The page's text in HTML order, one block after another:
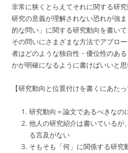
非常に狭くとらえてそれに関する研究
研究の意義が理解されない恐れが強
的な問い」に関する研究動向を書い
その問いにさまざまな方法でアプロ
者はどのような独自性・優位性のあ
かが明確になるように書けばいいと思
【研究動向と位置付けを書くにあた
研究動向＝論文であるべきなの
他人の研究紹介は書いているが
る言及がない
そもそも「何」に関係する研究